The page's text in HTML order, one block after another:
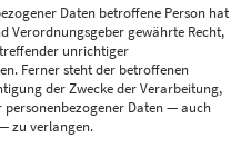
Daten betroffene Person hat
Verordnungsgeber gewährte Recht,
unrichtiger
Ferner steht der betroffenen
der Zwecke der Verarbeitung,
Daten — auch
zu verlangen.